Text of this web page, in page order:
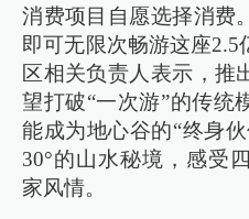
消费项目自愿选择消费
即可无限次畅游这座
区相关负责人表示，推
望打破“一次游”的传统
能成为地心谷的“终身
30°的山水秘境，感受
家风情。